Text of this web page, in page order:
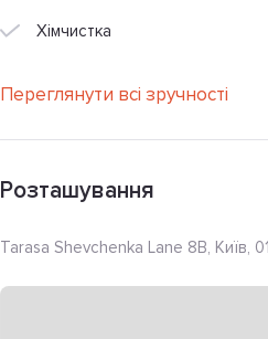
Хімчистка
Переглянути всі зручності
Розташування
Tarasa Shevchenka Lane 8B, Київ,